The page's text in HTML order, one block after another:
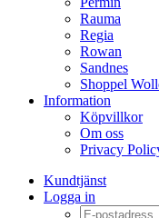
Rauma
Regia
Rowan
Sandnes
Shoppel
Information
Köpvillkor
Om oss
Privacy
Kundtjänst
Logga in